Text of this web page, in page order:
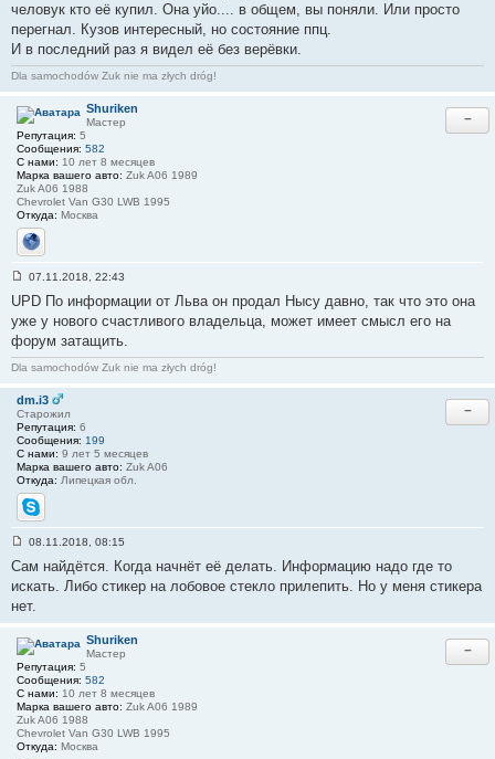
б
щ
е
н
и
е
#
2
5
человук кто её купил. Она уйо.... в общем, вы поняли. Или просто
перегнал. Кузов интересный, но состояние ппц.
И в последний раз я видел её без верёвки.
Dla samochodów Zuk nie ma złych dróg!
Shuriken
Мастер
Репутация: 5
Сообщения: 582
С нами: 10 лет 8 месяцев
Марка вашего авто: Zuk A06 1989
Zuk A06 1988
Chevrolet Van G30 LWB 1995
Откуда: Москва
Сайт
−
о
б
щ
н
#
2
6
07.11.2018, 22:43
UPD По информации от Льва он продал Нысу давно, так что это она
уже у нового счастливого владельца, может имеет смысл его на
форум затащить.
Dla samochodów Zuk nie ma złych dróg!
dm.i3
Старожил
Репутация: 6
Сообщения: 199
С нами: 9 лет 5 месяцев
Марка вашего авто: Zuk A06
Откуда: Липецкая обл.
Skype
−
о
б
щ
и
е
#
2
7
08.11.2018, 08:15
Сам найдётся. Когда начнёт её делать. Информацию надо где то
искать. Либо стикер на лобовое стекло прилепить. Но у меня стикера
нет.
Shuriken
Мастер
Репутация: 5
Сообщения: 582
С нами: 10 лет 8 месяцев
Марка вашего авто: Zuk A06 1989
Zuk A06 1988
Chevrolet Van G30 LWB 1995
Откуда: Москва
−